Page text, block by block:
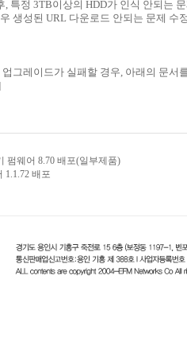
, 특정 3TB이상의 HDD가 인식 안되는
생성된 URL 다운로드 안되는 문제 수
그레이드가 실패할 경우, 아래의 문서
펌웨어 8.70 배포(일부제품)
배포